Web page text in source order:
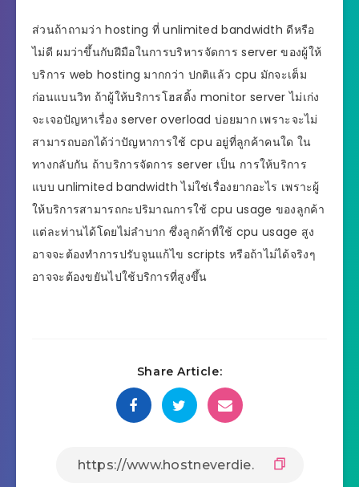
ส่วนถ้าถามว่า hosting ที่ unlimited bandwidth ดีหรือ
ไม่ดี ผมว่าขึ้นกับฝีมือในการบริหารจัดการ server ของผู้ให้
บริการ web hosting มากกว่า ปกติแล้ว cpu มักจะเต็ม
ก่อนแบนวิท ถ้าผู้ให้บริการโฮสติ้ง monitor server ไม่เก่ง
จะเจอปัญหาเรื่อง server overload บ่อยมาก เพราะจะไม่
สามารถบอกได้ว่าปัญหาการใช้ cpu อยู่ที่ลูกค้าคนใด ใน
ทางกลับกัน ถ้าบริการจัดการ server เป็น การให้บริการ
แบบ unlimited bandwidth ไม่ใช่เรื่องยากอะไร เพราะผู้
ให้บริการสามารถกะปริมาณการใช้ cpu usage ของลูกค้า
แต่ละท่านได้โดยไม่ลำบาก ซึ่งลูกค้าที่ใช้ cpu usage สูง
อาจจะต้องทำการปรับจูนแก้ไข scripts หรือถ้าไม่ได้จริงๆ
อาจจะต้องขยันไปใช้บริการที่สูงขึ้น
Share Article: